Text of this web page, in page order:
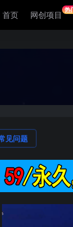
首页 网创项目 热
见问题